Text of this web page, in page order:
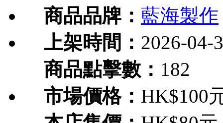
商品品牌： 藍海製作
上架時間： 2026-04-
商品點擊數： 182
市場價格： HK$100